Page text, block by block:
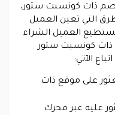
ذات كونسبت ستور،
التي تعين العميل
العميل الشراء
كونسبت ستور
الآتي:
على موقع ذات
عليه عبر محرك